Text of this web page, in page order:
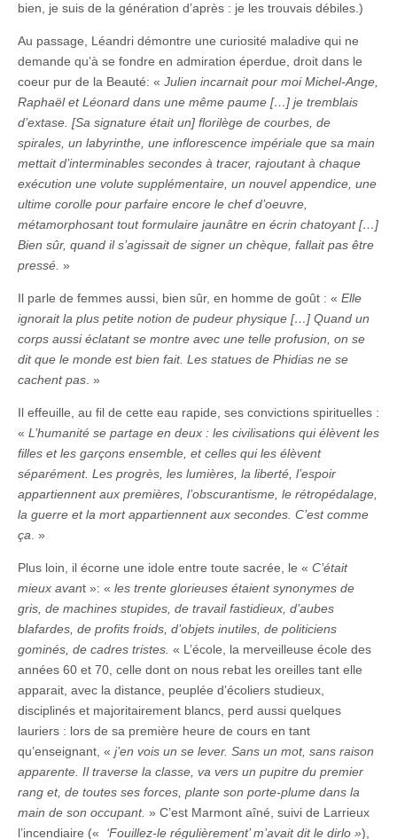
bien, je suis de la génération d’après : je les trouvais débiles.)
Au passage, Léandri démontre une curiosité maladive qui ne
demande qu’à se fondre en admiration éperdue, droit dans le
coeur pur de la Beauté: « Julien incarnait pour moi Michel-Ange,
Raphaël et Léonard dans une même paume […] je tremblais
d’extase. [Sa signature était un] florilège de courbes, de
spirales, un labyrinthe, une inflorescence impériale que sa main
mettait d’interminables secondes à tracer, rajoutant à chaque
exécution une volute supplémentaire, un nouvel appendice, une
ultime corolle pour parfaire encore le chef d’oeuvre,
métamorphosant tout formulaire jaunâtre en écrin chatoyant […]
Bien sûr, quand il s’agissait de signer un chèque, fallait pas être
pressé. »
Il parle de femmes aussi, bien sûr, en homme de goût : « Elle
ignorait la plus petite notion de pudeur physique […] Quand un
corps aussi éclatant se montre avec une telle profusion, on se
dit que le monde est bien fait. Les statues de Phidias ne se
cachent pas . »
Il effeuille, au fil de cette eau rapide, ses convictions spirituelles :
« L’humanité se partage en deux : les civilisations qui élèvent les
filles et les garçons ensemble, et celles qui les élèvent
séparément. Les progrès, les lumières, la liberté, l’espoir
appartiennent aux premières, l’obscurantisme, le rétropédalage,
la guerre et la mort appartiennent aux secondes. C’est comme
ça . »
Plus loin, il écorne une idole entre toute sacrée, le « C’était
mieux avant »: « les trente glorieuses étaient synonymes de
gris, de machines stupides, de travail fastidieux, d’aubes
blafardes, de profits froids, d’objets inutiles, de politiciens
gominés, de cadres tristes. « L’école, la merveilleuse école des
années 60 et 70, celle dont on nous rebat les oreilles tant elle
apparait, avec la distance, peuplée d’écoliers studieux,
disciplinés et majoritairement blancs, perd aussi quelques
lauriers : lors de sa première heure de cours en tant
qu’enseignant, « j’en vois un se lever. Sans un mot, sans raison
apparente. Il traverse la classe, va vers un pupitre du premier
rang et, de toutes ses forces, plante son porte-plume dans la
main de son occupant. » C’est Marmont aîné, suivi de Larrieux
l’incendiaire («
‘Fouillez-le régulièrement’ m’avait dit le dirlo »),